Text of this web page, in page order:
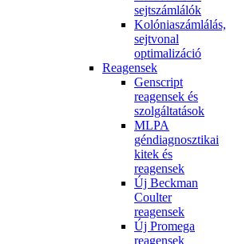
sejtszámlálók
Kolóniaszámlálás,
sejtvonal
optimalizáció
Reagensek
Genscript
reagensek és
szolgáltatások
MLPA
géndiagnosztikai
kitek és
reagensek
Új Beckman
Coulter
reagensek
Új Promega
reagensek